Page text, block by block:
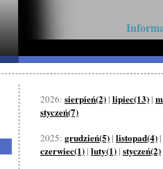
2026: sierpień(2) | lipiec(13) |
styczeń(7)
2025: grudzień(5) | listopad(4) |
czerwiec(1) | luty(1) | styczeń(2)